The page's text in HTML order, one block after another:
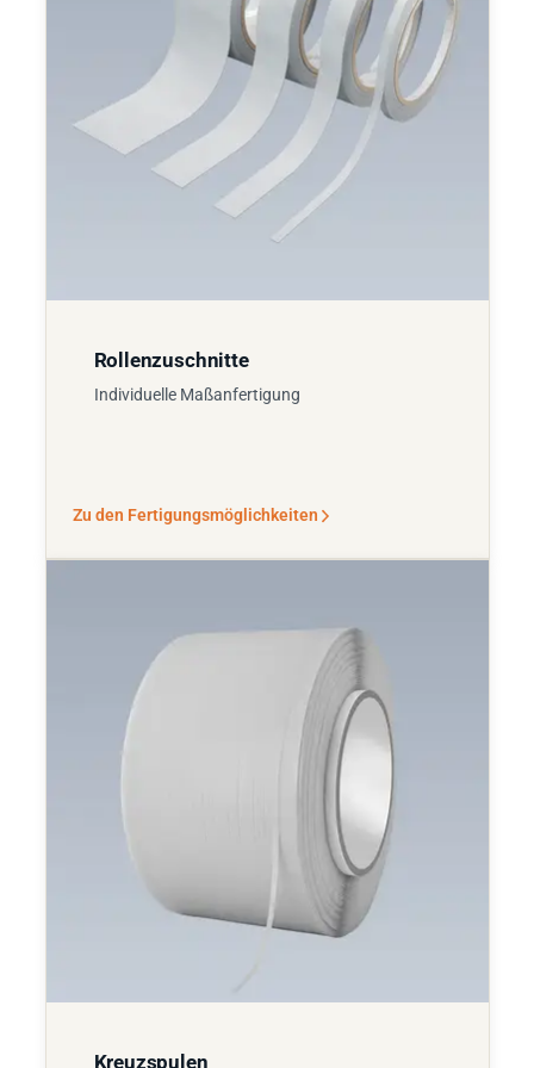
Rollenzuschnitte
Individuelle Maßanfertigung
Zu den Fertigungsmöglichkeiten
Kreuzspulen